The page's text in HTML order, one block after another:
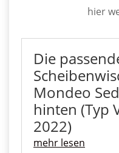
hier
Die
Mondeo
hinten (Typ
2022)
mehr lesen